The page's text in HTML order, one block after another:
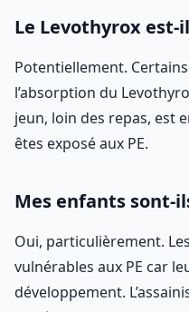
Le Levothyrox est-
Potentiellement.
l’absorption du
jeun, loin des repas, est
êtes exposé aux PE.
Mes enfants sont-
Oui, particulièrement.
vulnérables aux PE car
développement.